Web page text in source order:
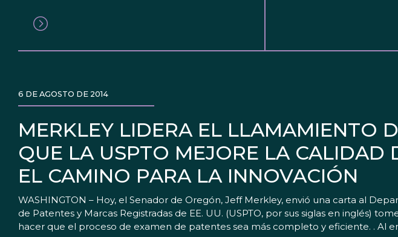
MERKLEY LIDERA EL LLAMAMIENTO
QUE LA USPTO MEJORE LA CALIDAD
EL CAMINO PARA LA INNOVACIÓN
6 DE AGOSTO DE 2014
WASHINGTON – Hoy, el Senador de Oregón, Jeff Merkley, envió una carta al
de Patentes y Marcas Registradas de EE. UU. (USPTO, por sus siglas en inglés)
hacer que el proceso de examen de patentes sea más completo y eficiente. . Al